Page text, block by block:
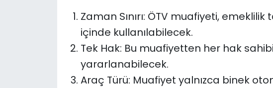
Zaman Sınırı: ÖTV muafiyeti,
içinde kullanılabilecek.
Tek Hak: Bu muafiyetten her hak
yararlanabilecek.
Araç Türü: Muafiyet yalnızca binek